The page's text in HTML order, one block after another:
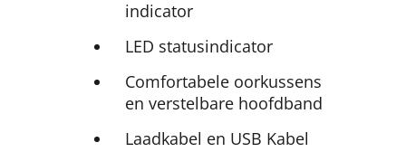
indicator
LED statusindicator
Comfortabele oorkussens
en verstelbare hoofdband
Laadkabel en USB Kabel